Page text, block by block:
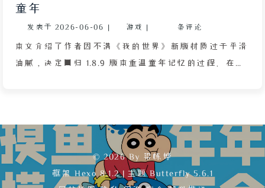
童年
发表于 2026-06-06 | 游戏 | 条评论
本文介绍了作者因不满《我的世界》新版材质过于平滑
油腻，决定回归 1.8.9 版本重温童年记忆的过程。在安
门适配各平台的 OpenJDK 发行版，最终成功安装并启
动游戏。进入游戏后，熟悉的界面和声音将作者带回
2018 年夏天，当年追捧的实况解说和建筑教学历历在
目。然而重玩拔刀剑模组时，自动索敌功能与 Shift 键
© 2026 By 梁栋烨
框架Hexo 8.1.2 | 主题Butterfly 5.6.1